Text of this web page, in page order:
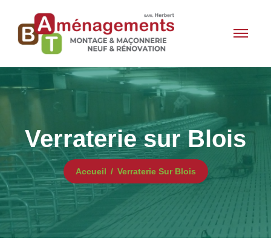
Verraterie sur Blois
Accueil Verraterie Sur Blois